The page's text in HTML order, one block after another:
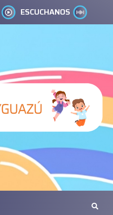
ESCUCHANOS